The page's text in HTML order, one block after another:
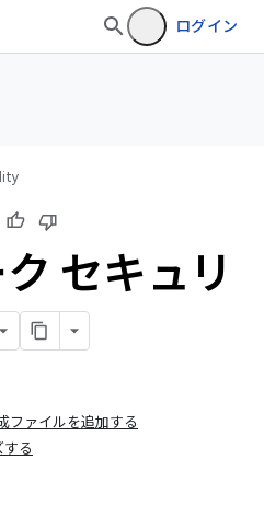
ログイン
セキュリ
ファイルを追加する
る